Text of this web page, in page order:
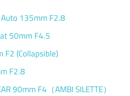
Auto 135mm F2.8
50mm F4.5
F2 (Collapsible)
F2.8
90mm F4（AMBI SILETTE）